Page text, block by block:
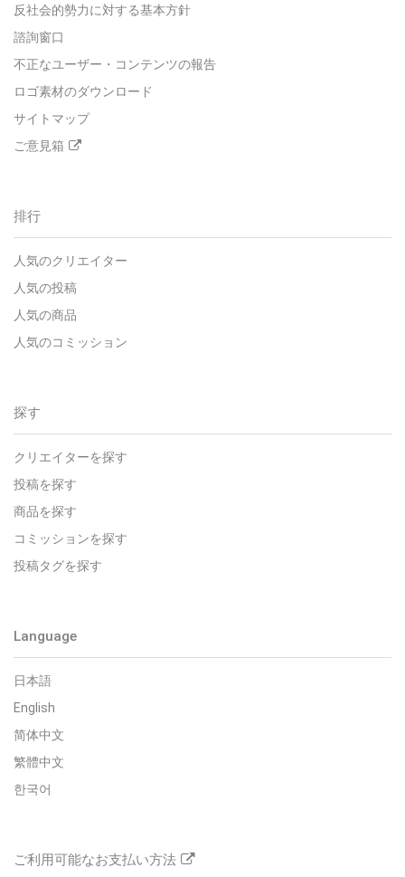
反社会的勢力に対する基本方針
諮詢窗口
不正なユーザー・コンテンツの報告
ロゴ素材のダウンロード
サイトマップ
ご意見箱
排行
人気のクリエイター
人気の投稿
人気の商品
人気のコミッション
探す
クリエイターを探す
投稿を探す
商品を探す
コミッションを探す
投稿タグを探す
Language
日本語
English
简体中文
繁體中文
한국어
ご利用可能なお支払い方法